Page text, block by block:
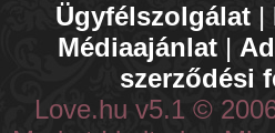
Ügyfélszolgálat |
Médiaajánlat|
szerződési
Love.hu v5.1 ©